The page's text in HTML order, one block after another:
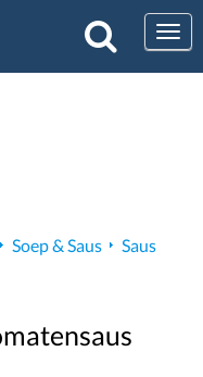
Soep & Saus
Saus